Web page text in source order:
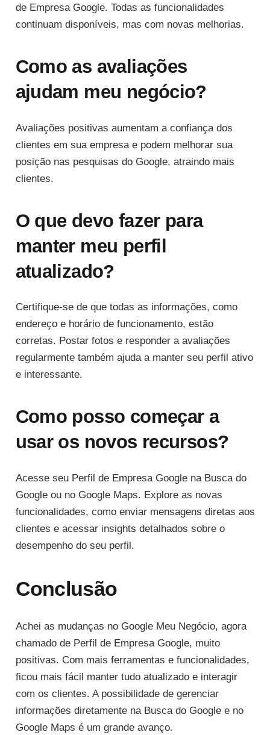
de Empresa Google. Todas as funcionalidades
continuam disponíveis, mas com novas melhorias.
Como as avaliações
ajudam meu negócio?
Avaliações positivas aumentam a confiança dos
clientes em sua empresa e podem melhorar sua
posição nas pesquisas do Google, atraindo mais
clientes.
O que devo fazer para
manter meu perfil
atualizado?
Certifique-se de que todas as informações, como
endereço e horário de funcionamento, estão
corretas. Postar fotos e responder a avaliações
regularmente também ajuda a manter seu perfil ativo
e interessante.
Como posso começar a
usar os novos recursos?
Acesse seu Perfil de Empresa Google na Busca do
Google ou no Google Maps. Explore as novas
funcionalidades, como enviar mensagens diretas aos
clientes e acessar insights detalhados sobre o
desempenho do seu perfil.
Conclusão
Achei as mudanças no Google Meu Negócio, agora
chamado de Perfil de Empresa Google, muito
positivas. Com mais ferramentas e funcionalidades,
ficou mais fácil manter tudo atualizado e interagir
com os clientes. A possibilidade de gerenciar
informações diretamente na Busca do Google e no
Google Maps é um grande avanço.